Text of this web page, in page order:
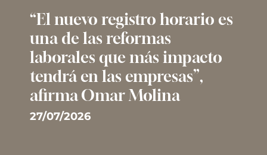
“El nuevo registro horario es
una de las reformas
laborales que más impacto
tendrá en las empresas”,
afirma Omar Molina
27/07/2026